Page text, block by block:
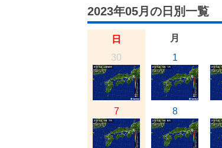
2023年05月の日別一覧
日 月
30
1
7 8